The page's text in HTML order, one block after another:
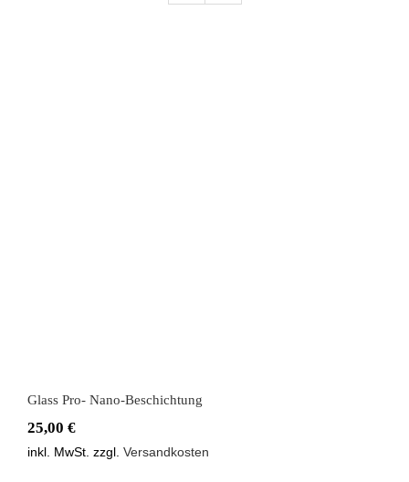
Glass Pro- Nano-Beschichtung
25,00 €
inkl. MwSt. zzgl. Versandkosten